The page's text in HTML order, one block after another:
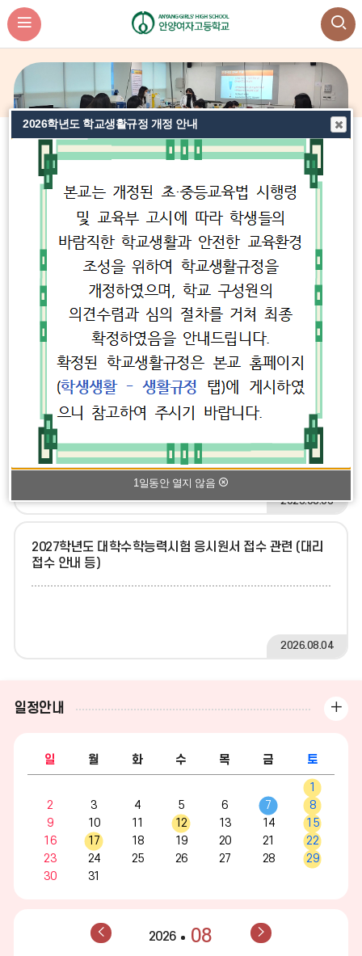
비
주
전
주
얼
정
지
주
얼
다
음
오늘의 식단
데이터가 없습니다.
공지사항 가정통신문
2026학년도 2학기 임시 시간표 공지
2026학년도 2학기 1~3학년 학년별 임시 시간표를 첨부 파일로 공
지합니다. 2학기 수업 준비에 참고하시기 바랍니다.
2026.08.06
2027학년도 대학수학능력시험 응시원서 접수 관련 (대리
접수 안내 등)
2026.08.04
일정안내
일 월 화 수 목 금 토
1
2
3 4 5 6 7
8
9
10 11 12 13 14
15
16
17 18 19 20 21
22
23
24 25 26 27 28
29
30
31
이
2026 08
다
2026학년도 학교생활규정 개정 안내
1일동안 열지 않음